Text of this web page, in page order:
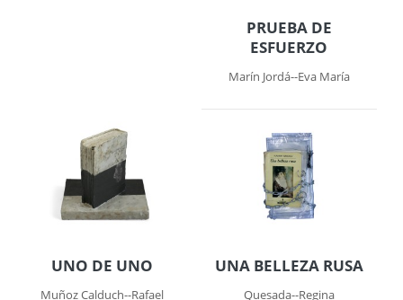
PRUEBA DE
ESFUERZO
Marín Jordá--Eva María
UNO DE UNO
Muñoz Calduch--Rafael
UNA BELLEZA RUSA
Quesada--Regina